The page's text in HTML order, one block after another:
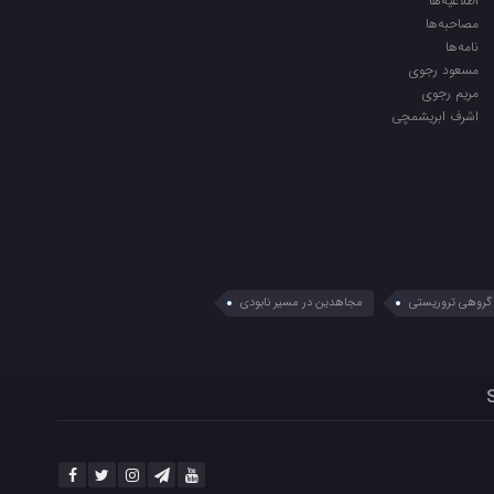
مصاحبه‌ها
نامه‌ها
مسعود رجوی
مریم رجوی
اشرف ابریشمچی
تروریستی
مجاهدین در مسیر نابودی